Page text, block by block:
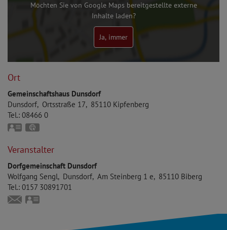
Möchten Sie von Google Maps bereitgestellte externe
Inhalte laden?
Ja, immer
Ort
Gemeinschaftshaus Dunsdorf
Dunsdorf Ortsstraße 17 85110 Kipfenberg
Tel.: 08466 0
vCard
Veranstalter
Dorfgemeinschaft Dunsdorf
Wolfgang Sengl Dunsdorf Am Steinberg 1 e 85110 Biberg
Tel.: 0157 30891701
wolfgangsengl@yahoo.de